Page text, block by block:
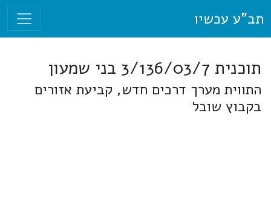
תב"ע עכשיו
תוכנית 3/136/03/7 בני שמעון
התווית מערך דרכים חדש, קביעת אזורים
בקבוץ שובל